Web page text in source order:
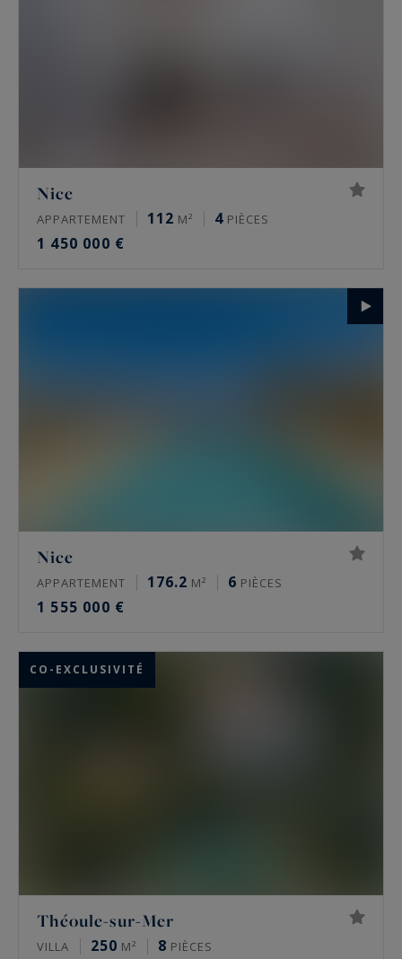
Nice
APPARTEMENT 112 M² 4 PIÈCES
1 450 000 €
Nice
APPARTEMENT 176.2 M² 6 PIÈCES
1 555 000 €
CO-EXCLUSIVITÉ
Théoule-sur-Mer
VILLA 250 M² 8 PIÈCES